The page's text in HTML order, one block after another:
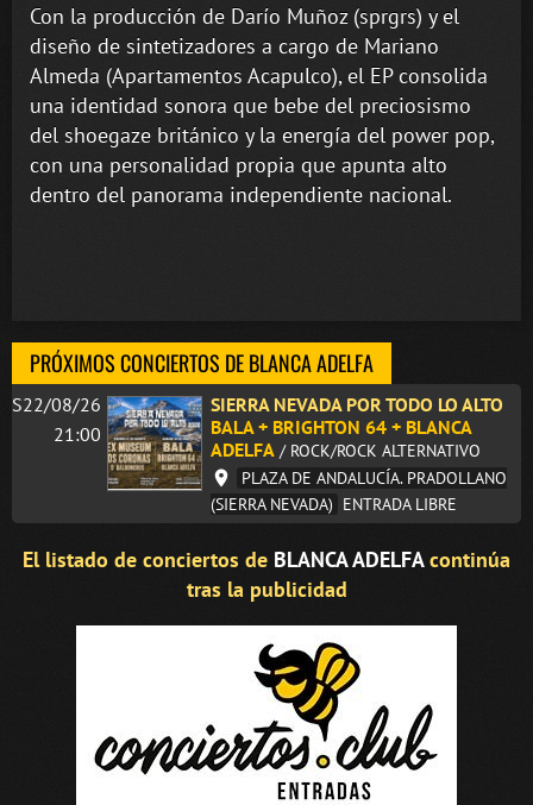
Con la producción de Darío Muñoz (sprgrs) y el
diseño de sintetizadores a cargo de Mariano
Almeda (Apartamentos Acapulco), el EP consolida
una identidad sonora que bebe del preciosismo
del shoegaze británico y la energía del power pop,
con una personalidad propia que apunta alto
dentro del panorama independiente nacional.
PRÓXIMOS CONCIERTOS DE BLANCA ADELFA
S22/08/26
21:00
SIERRA NEVADA POR TODO LO ALTO
BALA + BRIGHTON 64 + BLANCA
ADELFA / ROCK/ROCK ALTERNATIVO
PLAZA DE ANDALUCÍA. PRADOLLANO
(SIERRA NEVADA) ENTRADA LIBRE
El listado de conciertos de BLANCA ADELFAcontinúa
tras la publicidad